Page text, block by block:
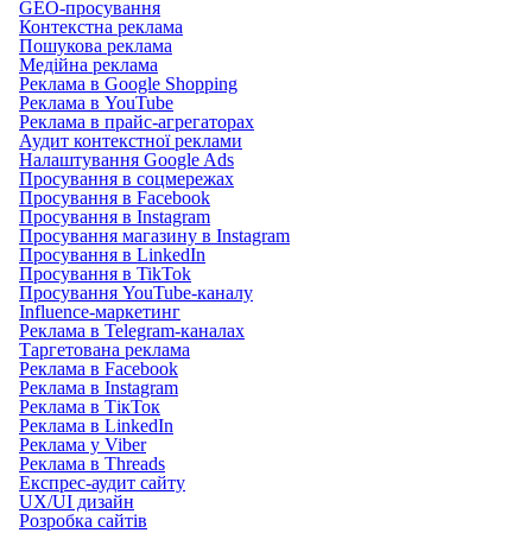
GEO-просування
Контекстна реклама
Пошукова реклама
Медійна реклама
Реклама в Google Shopping
Реклама в YouTube
Реклама в прайс-агрегаторах
Аудит контекстної реклами
Налаштування Google Ads
Просування в соцмережах
Просування в Facebook
Просування в Instagram
Просування магазину в Instagram
Просування в LinkedIn
Просування в TikTok
Просування YouTube-каналу
Influence-маркетинг
Реклама в Telegram-каналах
Таргетована реклама
Реклама в Facebook
Реклама в Instagram
Реклама в ТікТок
Реклама в LinkedIn
Реклама у Viber
Реклама в Threads
Експрес-аудит сайту
UX/UI дизайн
Розробка сайтів